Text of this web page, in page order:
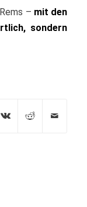
– mit den
sondern